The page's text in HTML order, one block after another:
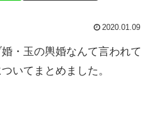
2020.01.09
・玉の輿婚なんて言われて
いてまとめました。